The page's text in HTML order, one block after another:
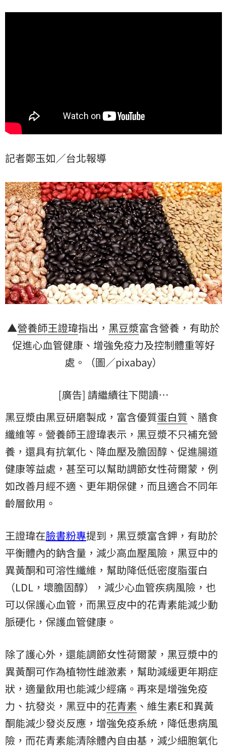
記者鄭玉如／台北報導
▲營養師王證瑋指出， 黑豆漿富含營養，有助於
促進心血管健康、增強免疫力及控制體重等好
處。（圖／pixabay）
[廣告] 請繼續往下閱讀…
黑豆漿由黑豆研磨製成，富含優質蛋白質 、膳食
纖維等。營養師王證瑋表示，黑豆漿不只補充營
養，還具有抗氧化、降血壓及膽固醇、促進腸道
健康等益處，甚至可以幫助調節女性荷爾蒙，例
如改善月經不適、更年期保健，而且適合不同年
齡層飲用。
王證瑋在臉書粉專提到，黑豆漿富含鉀，有助於
平衡體內的鈉含量，減少高血壓風險，黑豆中的
異黃酮和可溶性纖維，幫助降低低密度脂蛋白
（LDL，壞膽固醇），減少心血管疾病風險，也
可以保護心血管，而黑豆皮中的花青素能減少動
脈硬化，保護血管健康。
除了護心外，還能調節女性荷爾蒙，黑豆漿中的
異黃酮可作為植物性雌激素，幫助減緩更年期症
狀，適量飲用也能減少經痛。再來是增強免疫
力、抗發炎，黑豆中的花青素 、維生素E和異黃
酮能減少發炎反應，增強免疫系統，降低患病風
險，而花青素能清除體內自由基，減少細胞氧化